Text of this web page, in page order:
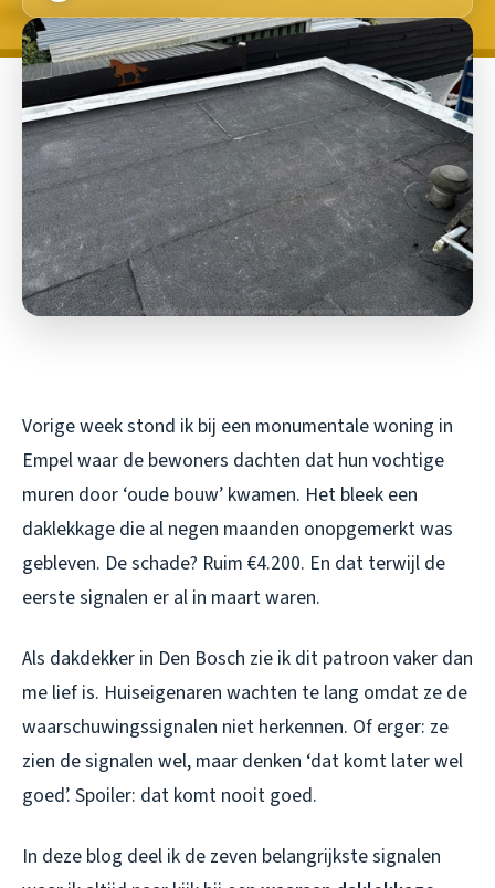
Vorige week stond ik bij een monumentale woning in
Empel waar de bewoners dachten dat hun vochtige
muren door ‘oude bouw’ kwamen. Het bleek een
daklekkage die al negen maanden onopgemerkt was
gebleven. De schade? Ruim €4.200. En dat terwijl de
eerste signalen er al in maart waren.
Als dakdekker in Den Bosch zie ik dit patroon vaker dan
me lief is. Huiseigenaren wachten te lang omdat ze de
waarschuwingssignalen niet herkennen. Of erger: ze
zien de signalen wel, maar denken ‘dat komt later wel
goed’. Spoiler: dat komt nooit goed.
In deze blog deel ik de zeven belangrijkste signalen